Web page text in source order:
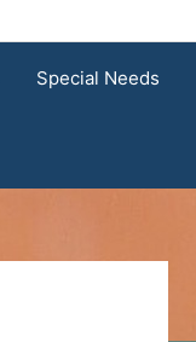
Special Needs